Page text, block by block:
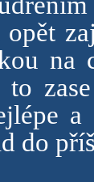
to
do